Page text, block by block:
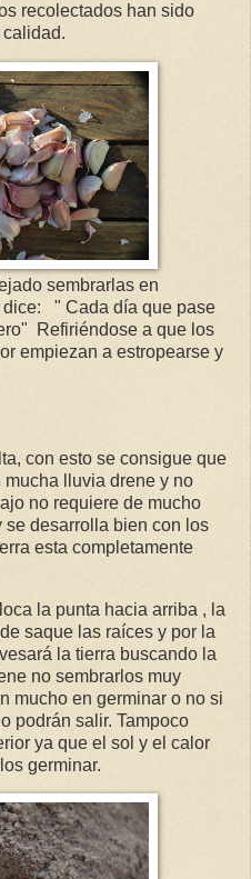
recolectados han sido
sembrarlas en
dice: " Cada día que pase
Refiriéndose a que los
empiezan a estropearse y
con esto se consigue que
lluvia drene y no
no requiere de mucho
se desarrolla bien con los
esta completamente
la punta hacia arriba , la
saque las raíces y por la
la tierra buscando la
no sembrarlos muy
mucho en germinar o no si
podrán salir. Tampoco
ya que el sol y el calor
germinar.